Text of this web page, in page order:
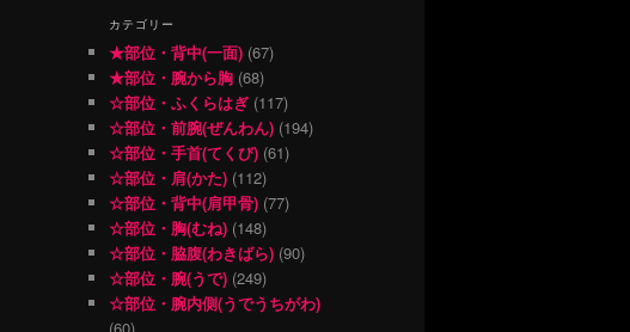
カテゴリー
★部位・背中(一面) (67)
★部位・腕から胸 (68)
☆部位・ふくらはぎ (117)
☆部位・前腕(ぜんわん) (194)
☆部位・手首(てくび) (61)
☆部位・肩(かた) (112)
☆部位・背中(肩甲骨) (77)
☆部位・胸(むね) (148)
☆部位・脇腹(わきばら) (90)
☆部位・腕(うで) (249)
☆部位・腕内側(うでうちがわ)